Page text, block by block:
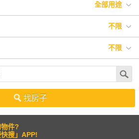
全部用途
其他不限
不限
-30坪 30坪-40坪
40坪-50坪
找房子
件?
搜」APP!